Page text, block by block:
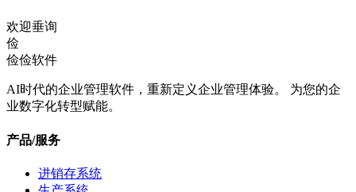
欢迎垂询
俭
俭俭软件
AI时代的企业管理软件，重新定义企业管理体验。 为您的企
业数字化转型赋能。
产品/服务
进销存系统